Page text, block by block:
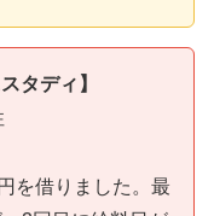
タディ】
を借りました。最